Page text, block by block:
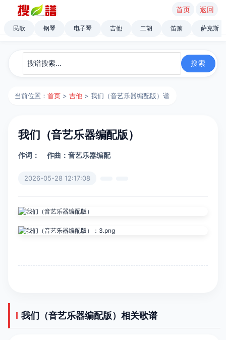
首页 返回
民歌 钢琴 电子琴 吉他 二胡 笛箫 萨克斯
当前位置：首页 >吉他 > 我们（音艺乐器编配版）谱
我们（音艺乐器编配版）
作词： 作曲：音艺乐器编配
2026-05-28 12:17:08
我们（音艺乐器编配版）相关歌谱